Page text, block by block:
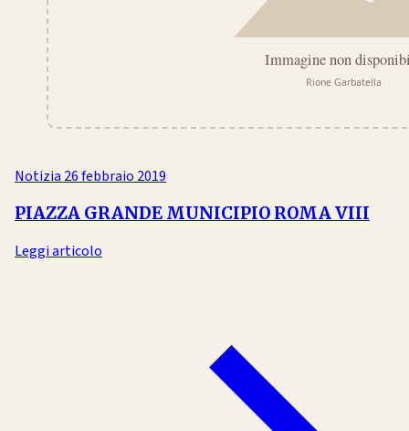
Notizia 26 febbraio 2019
PIAZZA GRANDE MUNICIPIO ROMA VIII
Leggi articolo